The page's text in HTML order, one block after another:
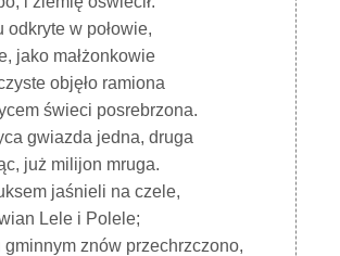
odkryte w połowie,
jako małżonkowie
objęło ramiona
świeci posrebrzona.
gwiazda jedna, druga
już milijon mruga.
jaśnieli na czele,
Lele i Polele;
znów przechrzczono,